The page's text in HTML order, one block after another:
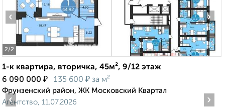
2/2
‹ ›
1-к квартира, вторичка, 45м², 9/12 этаж
6 090 000 ₽ 135 600 ₽ за м²
Фрунзенский район, ЖК Московский Квартал
Агентство, 11.07.2026
‹ ›